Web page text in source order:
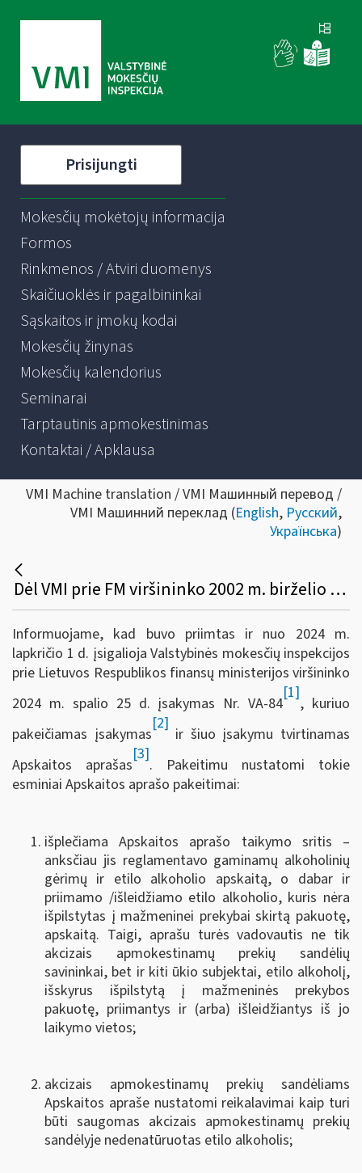
Prisijungti
Mokesčių mokėtojų informacija
Formos
Rinkmenos / Atviri duomenys
Skaičiuoklės ir pagalbininkai
Sąskaitos ir įmokų kodai
Mokesčių žinynas
Mokesčių kalendorius
Seminarai
Tarptautinis apmokestinimas
Kontaktai / Apklausa
VMI Machine translation / VMI Машинный перевод /
VMI Машинний переклад (English, Русский,
Українська)
Dėl VMI prie FM viršininko 2002 m. birželio 14 d. įsakymo Nr. 156 pakeitimo
Informuojame, kad buvo priimtas ir nuo 2024 m.
lapkričio 1 d. įsigalioja Valstybinės mokesčių inspekcijos
prie Lietuvos Respublikos finansų ministerijos viršininko
2024 m. spalio 25 d. įsakymas Nr. VA-84
[1]
, kuriuo
pakeičiamas įsakymas
[2]
ir šiuo įsakymu tvirtinamas
Apskaitos aprašas
[3]
. Pakeitimu nustatomi tokie
esminiai Apskaitos aprašo pakeitimai:
išplečiama Apskaitos aprašo taikymo sritis –
anksčiau jis reglamentavo gaminamų alkoholinių
gėrimų ir etilo alkoholio apskaitą, o dabar ir
priimamo /išleidžiamo etilo alkoholio, kuris nėra
išpilstytas į mažmeninei prekybai skirtą pakuotę,
apskaitą. Taigi, aprašu turės vadovautis ne tik
akcizais apmokestinamų prekių sandėlių
savininkai, bet ir kiti ūkio subjektai, etilo alkoholį,
išskyrus išpilstytą į mažmeninės prekybos
pakuotę, priimantys ir (arba) išleidžiantys iš jo
laikymo vietos;
akcizais apmokestinamų prekių sandėliams
Apskaitos apraše nustatomi reikalavimai kaip turi
būti saugomas akcizais apmokestinamų prekių
sandėlyje nedenatūruotas etilo alkoholis;